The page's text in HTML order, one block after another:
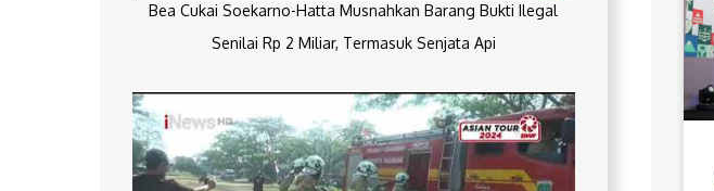
Bea Cukai Soekarno-Hatta Musnahkan Barang Bukti Ilegal
Senilai Rp 2 Miliar, Termasuk Senjata Api